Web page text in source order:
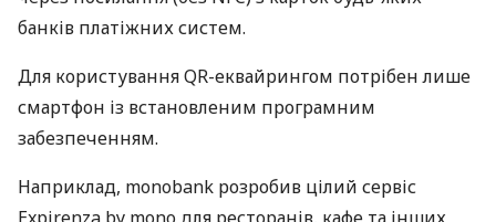
банків платіжних систем.
Для користування QR-еквайрингом потрібен лише
смартфон із встановленим програмним
забезпеченням.
Наприклад, monobank розробив цілий сервіс